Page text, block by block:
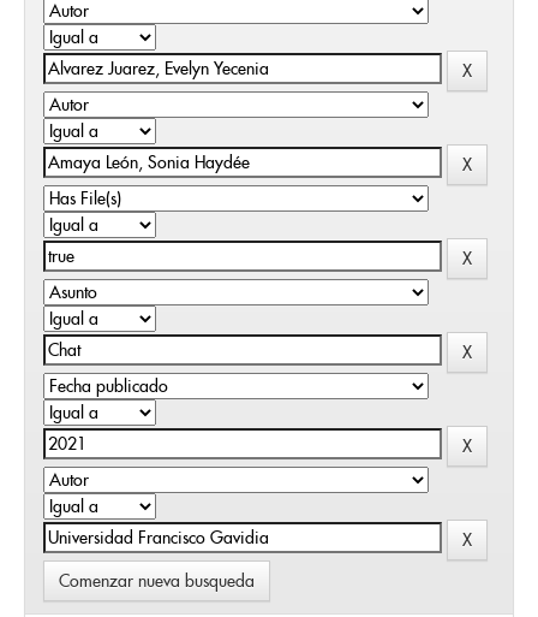
Comenzar nueva busqueda